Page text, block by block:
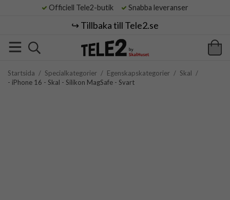
Officiell Tele2-butik Snabba leveranser
↪️ Tillbaka till Tele2.se
Startsida / Specialkategorier / Egenskapskategorier / Skal /
- iPhone 16 - Skal - Silikon MagSafe - Svart